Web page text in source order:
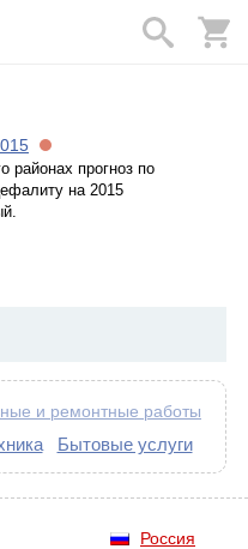
районах прогноз по
на 2015
и ремонтные работы
Бытовые услуги
Россия